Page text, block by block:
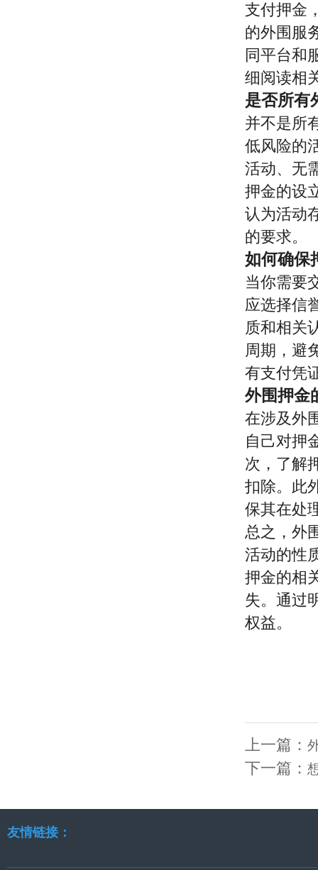
支付押金
的外围服
同平台和
细阅读相
是否所有
并不是所
低风险的
活动、无
押金的设
认为活动
的要求。
如何确保
当你需要
应选择信
质和相关
周期，避
有支付凭
外围押金
在涉及外
自己对押
次，了解
扣除。此
保其在处
总之，外
活动的性
押金的相
失。通过
权益。
上一篇：
下一篇：
友情链接：